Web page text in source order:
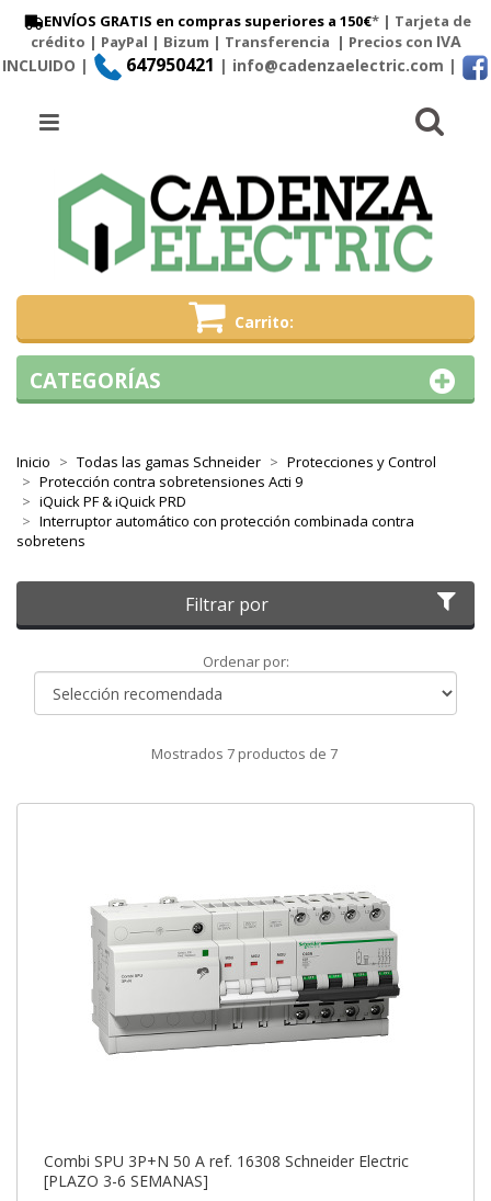
ENVÍOS GRATIS en compras superiores a 150€* | Tarjeta de
crédito | PayPal | Bizum | Transferencia | Precios con IVA
INCLUIDO |
647950421 | info@cadenzaelectric.com |
Carrito
Menú
Inicio Todas las gamas Schneider
Protecciones y Control
Protección contra sobretensiones Acti 9
iQuick PF & iQuick PRD
Interruptor automático con protección combinada contra
sobretens
Filtrar por
Ordenar por:Ordenar
Mostrados 7productos de 7
Combi SPU 3P+N 50 A ref. 16308 Schneider Electric
[PLAZO 3-6 SEMANAS]
CATEGORÍAS